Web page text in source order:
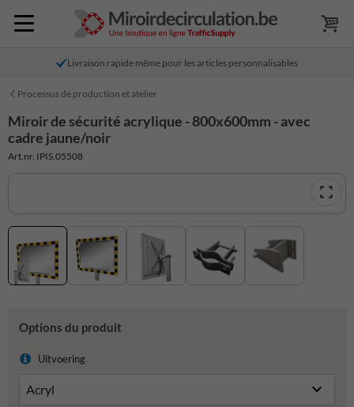
Livraison rapide même pour les articles personnalisables
Processus de production et atelier
Miroir de sécurité acrylique - 800x600mm - avec
cadre jaune/noir
Art.nr. IPIS.05508
Options du produit
Uitvoering